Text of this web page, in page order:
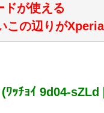
ドが使える
この辺りが
ﾜｯﾁｮｲ 9d04-